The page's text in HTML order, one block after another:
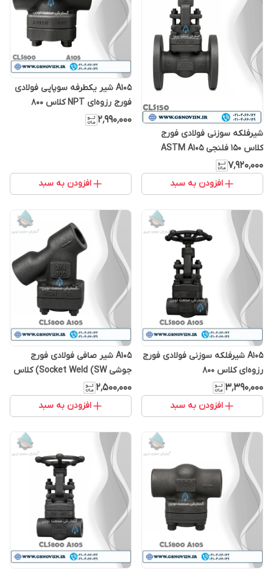
شیرفلکه سوزنی فولادی فورج
کلاس 150 فلنجی ASTM A105
۷٬۹۲۰٬۰۰۰
افزودن به سبد
A105 شیر یکطرفه سوپاپی فولادی
فورج رزوه‌ای NPT کلاس 800
۲٬۹۹۰٬۰۰۰
افزودن به سبد
A105 شیرفلکه سوزنی فولادی فورج
رزوه‌ای کلاس 800
۳٬۳۹۰٬۰۰۰
افزودن به سبد
A105 شیر صافی فولادی فورج
جوشی Socket Weld (SW) کلاس
800 | Y Strainer
۲٬۵۰۰٬۰۰۰
افزودن به سبد